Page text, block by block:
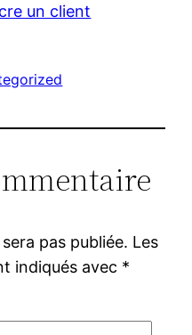
un client
pas publiée. Les
indiqués avec *